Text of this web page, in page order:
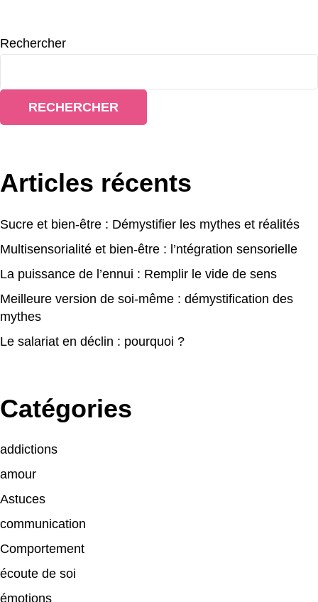
Rechercher
RECHERCHER
Articles récents
Sucre et bien-être : Démystifier les mythes et réalités
Multisensorialité et bien-être : l’ntégration sensorielle
La puissance de l’ennui : Remplir le vide de sens
Meilleure version de soi-même : démystification des
mythes
Le salariat en déclin : pourquoi ?
Catégories
addictions
amour
Astuces
communication
Comportement
écoute de soi
émotions